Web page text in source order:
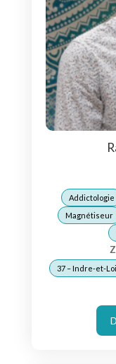
Addictologie
Magnétiseur
37 – Indre-et-